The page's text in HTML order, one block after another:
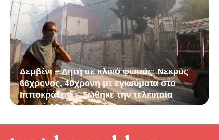
Δερβένι – Λητή σε κλοιό φωτιάς: Νεκρός
66χρονος, 40χρονη με εγκαύματα στο
Ιπποκράτειο – Σώθηκε την τελευταία
στιγμή 12χρονος